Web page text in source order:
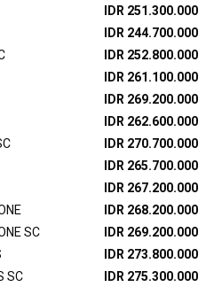
IDR 251.300.000
IDR 244.700.000
IDR 252.800.000
IDR 261.100.000
IDR 269.200.000
IDR 262.600.000
IDR 270.700.000
IDR 265.700.000
IDR 267.200.000
IDR 268.200.000
SC
IDR 269.200.000
IDR 273.800.000
SC
IDR 275.300.000